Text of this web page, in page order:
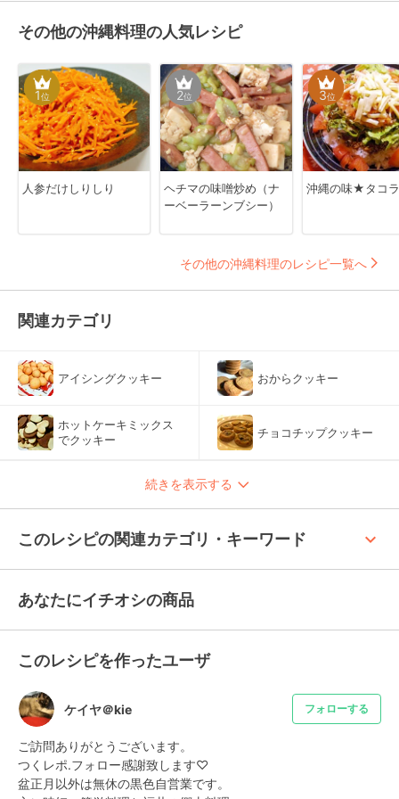
その他の沖縄料理の人気レシピ
1位
人参だけしりしり
2位
ヘチマの味噌炒め（ナ
ーベーラーンブシー）
3位
沖縄の味★タコ
その他の沖縄料理のレシピ一覧へ
関連カテゴリ
アイシングクッキー おからクッキー
ホットケーキミックス
でクッキー
チョコチップクッキー
続きを表示する
このレシピの関連カテゴリ・キーワード keyboard_arrow_up
あなたにイチオシの商品
このレシピを作ったユーザ
ケイヤ＠kie フォローする
ご訪問ありがとうございます。
つくレポ.フォロー感謝致します♡
盆正月以外は無休の黒色自営業です。